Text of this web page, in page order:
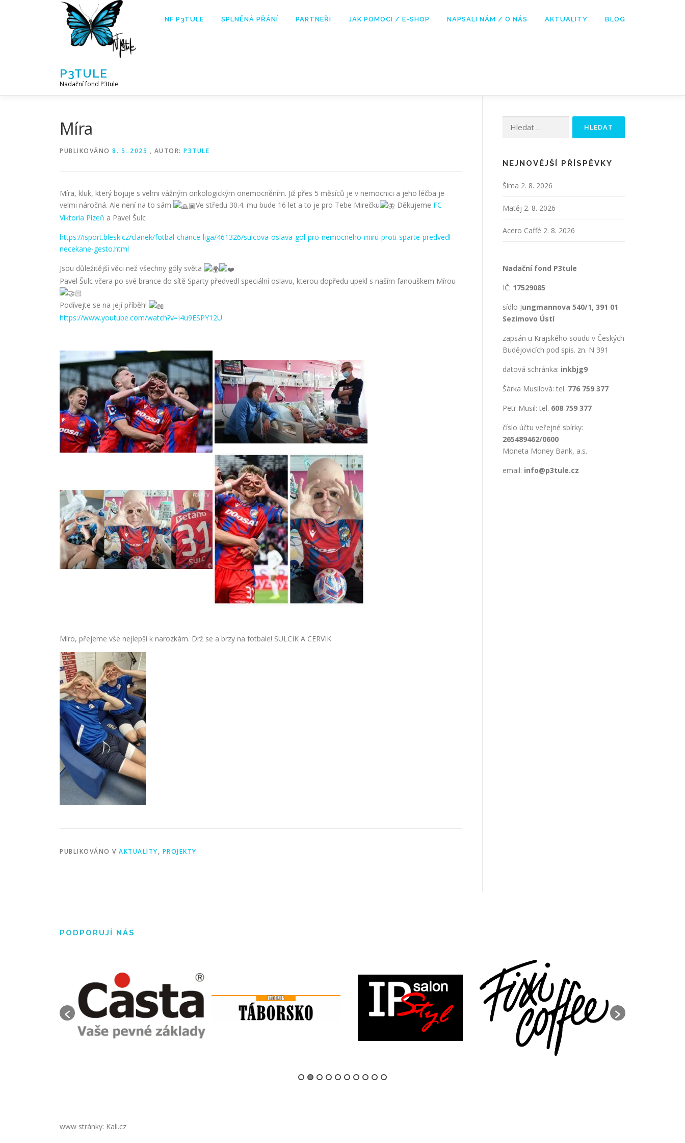
P3TULE
Nadační fond P3tule
NF P3TULE SPLNĚNÁ PŘÁNÍ PARTNEŘI JAK POMOCI / E-SHOP NAPSALI NÁM / O NÁS AKTUALITY BLOG
Míra
PUBLIKOVÁNO 8. 5. 2025 , AUTOR: P3TULE
Míra, kluk, který bojuje s velmi vážným onkologickým onemocněním. Již přes 5 měsíců je v nemocnici a jeho léčba je
velmi náročná. Ale není na to sám
Ve středu 30.4. mu bude 16 let a to je pro Tebe Mirečku Děkujeme FC
Viktoria Plzeň a Pavel Šulc
https://isport.blesk.cz/clanek/fotbal-chance-liga/461326/sulcova-oslava-gol-pro-nemocneho-miru-proti-sparte-predvedl-
necekane-gesto.html
Jsou důležitější věci než všechny góly světa
Pavel Šulc včera po své brance do sítě Sparty předvedl speciální oslavu, kterou dopředu upekl s naším fanouškem Mírou
Podívejte se na její příběh!
https://www.youtube.com/watch?v=I4u9ESPY12U
Míro, přejeme vše nejlepší k narozkám. Drž se a brzy na fotbale! SULCIK A CERVIK
PUBLIKOVÁNO V AKTUALITY, PROJEKTY
NEJNOVĚJŠÍ PŘÍSPĚVKY
Šíma 2. 8. 2026
Matěj 2. 8. 2026
Acero Caffé 2. 8. 2026
Nadační fond P3tule
IČ: 17529085
sídlo Jungmannova 540/1, 391 01
Sezimovo Ústí
zapsán u Krajského soudu v Českých
Budějovicích pod spis. zn. N 391
datová schránka: inkbjg9
Šárka Musilová: tel. 776 759 377
Petr Musil: tel. 608 759 377
číslo účtu veřejné sbírky:
265489462/0600
Moneta Money Bank, a.s.
email: info@p3tule.cz
PODPORUJÍ NÁS
www stránky: Kali.cz